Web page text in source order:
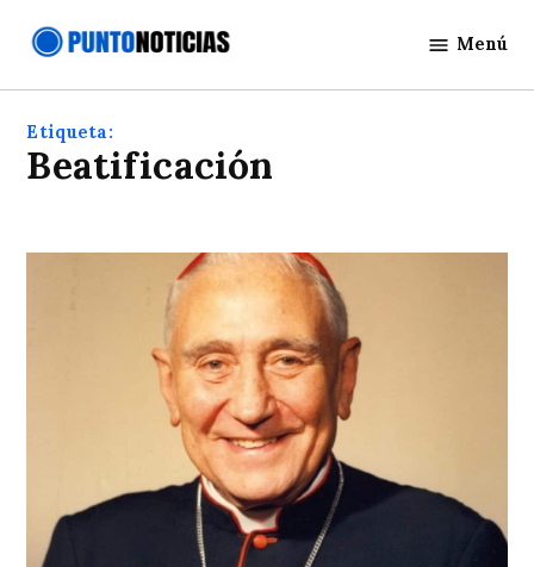
Noticias
Menú
Etiqueta:
beatificación